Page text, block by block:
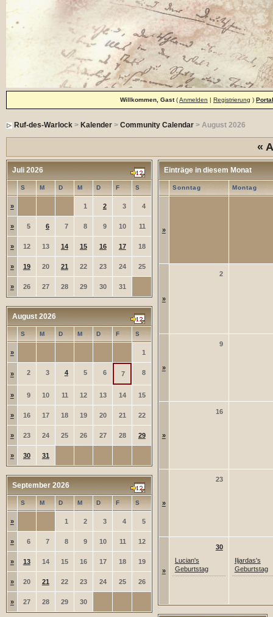
Willkommen, Gast(Anmelden | Registrierung ) Portal
Ruf-des-Warlock> Kalender> Community Calendar> August 2026
«
Juli 2026
S M D M D F S
» 1 2 3 4
» 5 6 7 8 9 10 11
» 12 13 14 15 16 17 18
» 19 20 21 22 23 24 25
» 26 27 28 29 30 31
August 2026
S M D M D F S
» 1
» 2 3 4 5 6 7 8
» 9 10 11 12 13 14 15
» 16 17 18 19 20 21 22
» 23 24 25 26 27 28 29
» 30 31
September 2026
S M D M D F S
» 1 2 3 4 5
» 6 7 8 9 10 11 12
» 13 14 15 16 17 18 19
» 20 21 22 23 24 25 26
» 27 28 29 30
Einträge in diesem Monat
Sonntag Montag
»
»
2
»
9
»
16
»
23
»
30
Lucian's
Geburtstag
Iljardas's
Geburtstag